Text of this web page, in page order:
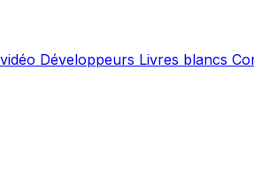
Développeurs Livres blancs